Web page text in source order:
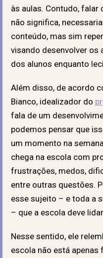
às aulas. Contudo, falar
não significa,
conteúdo, mas sim
visando desenvolver
dos alunos enquanto
Além disso, de acordo
Bianco, idealizador do
fala de um
podemos pensar que
um momento na
chega na escola com
frustrações, medos,
entre outras questões.
esse sujeito – e toda a
– que a escola deve
Nesse sentido, ele
escola não está